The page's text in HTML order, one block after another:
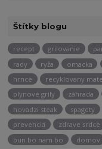
Štítky blogu
recept grilovanie
rady
ryža omacka
hrnce
recyklovany
plynové grily
záhrada
hovadzi steak
spagety
prevencia
zdrave srdce
bun bo nam bo
domov